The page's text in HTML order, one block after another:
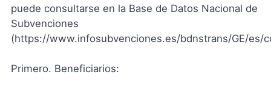
puede consultarse en la Base de Datos Nacional de
Subvenciones
(https://www.infosubvenciones.es/bdnstrans/GE/es/
Primero. Beneficiarios: